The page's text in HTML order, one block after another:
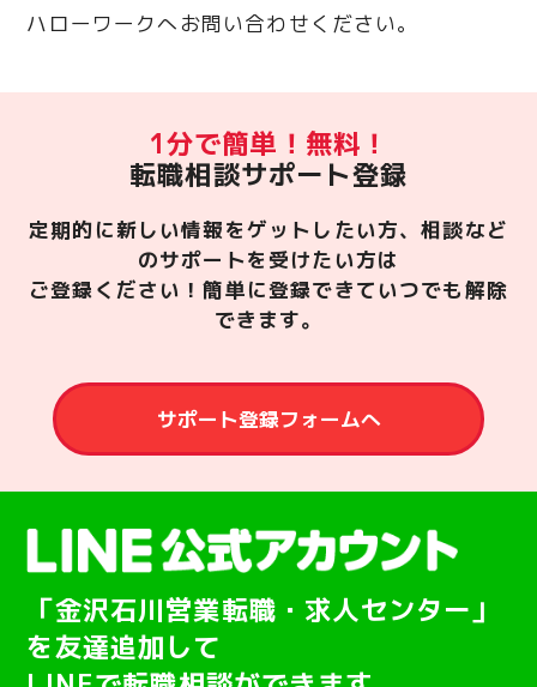
ハローワークへお問い合わせください。
1分で簡単！無料！
転職相談サポート登録
定期的に新しい情報をゲットしたい方、相談など
のサポートを受けたい方は
ご登録ください！簡単に登録できていつでも解除
できます。
サポート登録フォームへ
「金沢石川営業転職・求人センター」
を友達追加して